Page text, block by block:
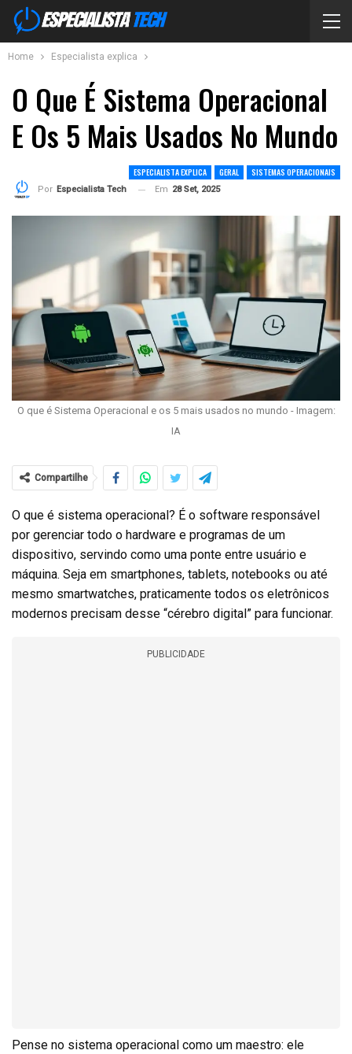
Home Especialista explica
O Que É Sistema Operacional
E Os 5 Mais Usados No Mundo
ESPECIALISTA EXPLICA GERAL SISTEMAS OPERACIONAIS
Por Especialista Tech Em 28 Set, 2025
O que é Sistema Operacional e os 5 mais usados no mundo - Imagem:
IA
Compartilhe
O que é sistema operacional? É o software responsável
por gerenciar todo o hardware e programas de um
dispositivo, servindo como uma ponte entre usuário e
máquina. Seja em smartphones, tablets, notebooks ou até
mesmo smartwatches, praticamente todos os eletrônicos
modernos precisam desse “cérebro digital” para funcionar.
PUBLICIDADE
Pense no sistema operacional como um maestro: ele